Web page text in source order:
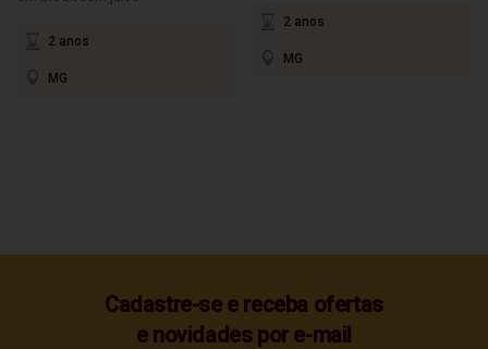
2 anos
MG
2 anos
MG
Cadastre-se e receba ofertas
e novidades por e-mail